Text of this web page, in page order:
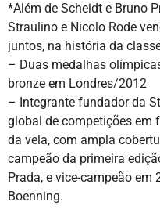
*Além de Scheidt e Bruno
Straulino e Nicolo Rode
juntos, na história da
– Duas medalhas
bronze em Londres/2012
– Integrante fundador da
global de competições em
da vela, com ampla
campeão da primeira
Prada, e vice-campeão em
Boenning.